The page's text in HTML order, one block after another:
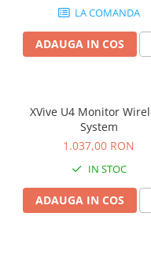
LA COMANDA
ADAUGA IN COS
XVive U4 Monitor
System
1.037,00 RON
IN STOC
ADAUGA IN COS